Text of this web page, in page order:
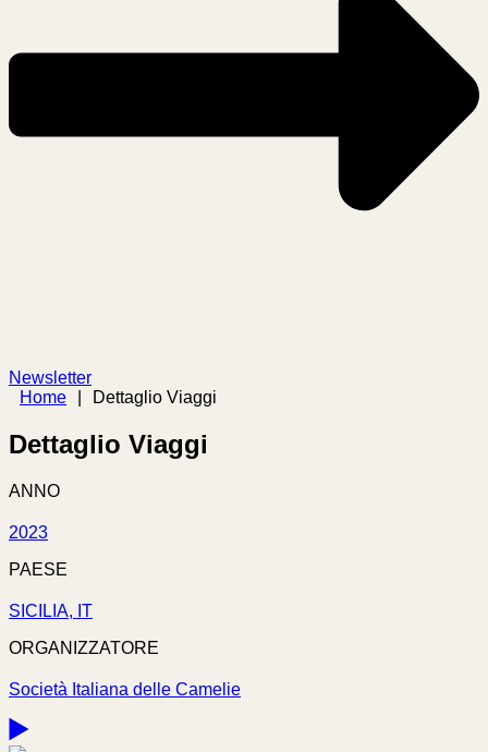
Newsletter
Home
Dettaglio Viaggi
Dettaglio Viaggi
ANNO
2023
PAESE
SICILIA, IT
ORGANIZZATORE
Società Italiana delle Camelie